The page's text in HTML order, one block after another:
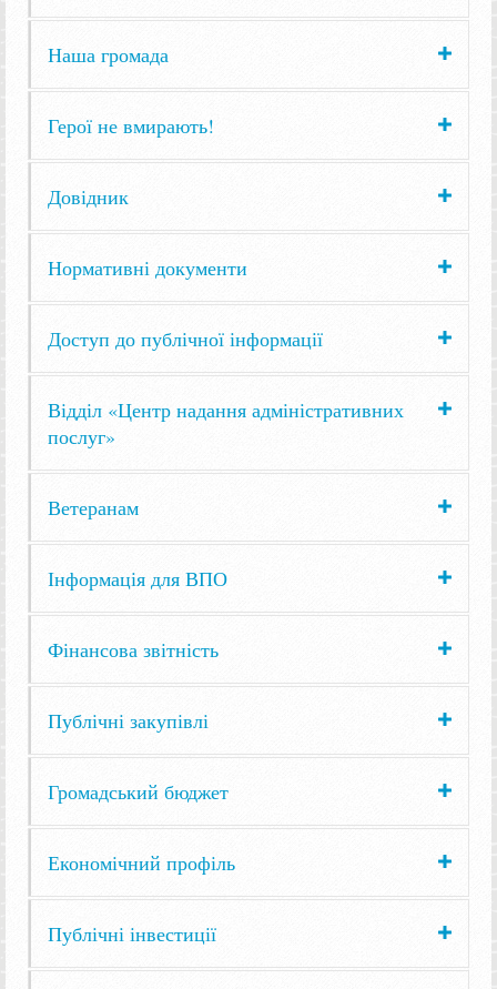
Наша громада
Герої не вмирають!
Довідник
Нормативні документи
Доступ до публічної інформації
Відділ «Центр надання адміністративних
послуг»
Ветеранам
Інформація для ВПО
Фінансова звітність
Публічні закупівлі
Громадський бюджет
Економічний профіль
Публічні інвестиції